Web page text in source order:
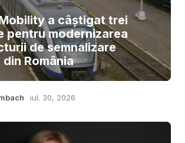
a câștigat trei
pentru modernizarea
de semnalizare
România
iul. 30, 2026